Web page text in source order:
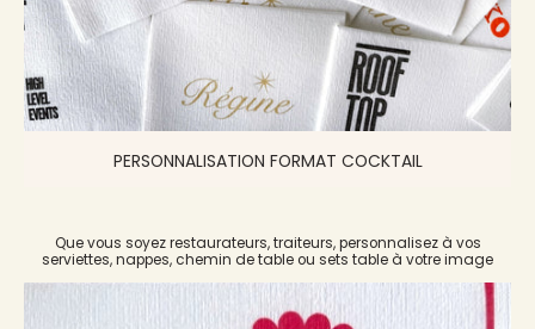
PERSONNALISATION FORMAT COCKTAIL
Que vous soyez restaurateurs, traiteurs, personnalisez à vos
serviettes, nappes, chemin de table ou sets table à votre image